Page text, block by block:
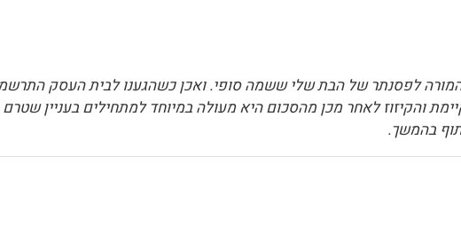
לפסנתר של הבת שלי ששמה סופי. ואכן כשהגענו לבית העסק
והקיזוז לאחר מכן מהסכום היא מעולה במיוחד למתחילים בעניין
בהמשך.